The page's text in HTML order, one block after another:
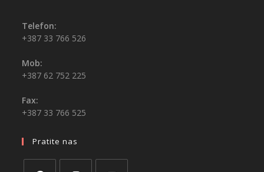
Telefon:
+387 33 766 526
Mob:
+387 62 752 225
Fax:
+387 33 766 525
Pratite nas